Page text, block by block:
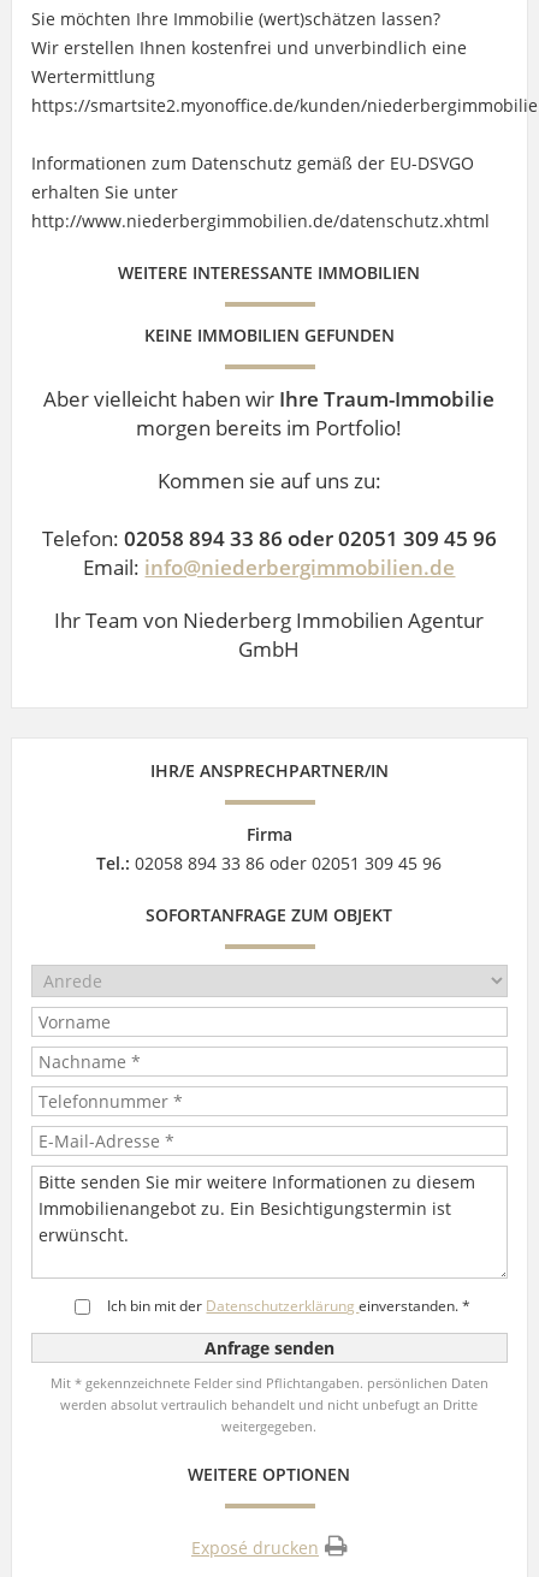
Sie möchten Ihre Immobilie (wert)schätzen lassen?
Wir erstellen Ihnen kostenfrei und unverbindlich eine
Wertermittlung
https://smartsite2.myonoffice.de/kunden/
Informationen zum Datenschutz gemäß der EU-DSVGO
erhalten Sie unter
http://www.niederbergimmobilien.de/datenschutz.xhtml
WEITERE INTERESSANTE IMMOBILIEN
KEINE IMMOBILIEN GEFUNDEN
Aber vielleicht haben wir Ihre Traum-Immobilie
morgen bereits im Portfolio!
Kommen sie auf uns zu:
Telefon: 02058 894 33 86 oder 02051 309 45 96
Email: info@niederbergimmobilien.de
Ihr Team von Niederberg Immobilien Agentur
GmbH
IHR/E ANSPRECHPARTNER/IN
Firma
Tel.: 02058 894 33 86 oder 02051 309 45 96
SOFORTANFRAGE ZUM OBJEKT
Ich bin mit der Datenschutzerklärungeinverstanden. *
Mit * gekennzeichnete Felder sind Pflichtangaben. persönlichen Daten
werden absolut vertraulich behandelt und nicht unbefugt an Dritte
weitergegeben.
WEITERE OPTIONEN
Exposé drucken